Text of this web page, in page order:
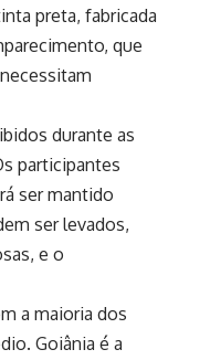
preta, fabricada
que
durante as
participantes
ser mantido
ser levados,
e o
a maioria dos
Goiânia é a